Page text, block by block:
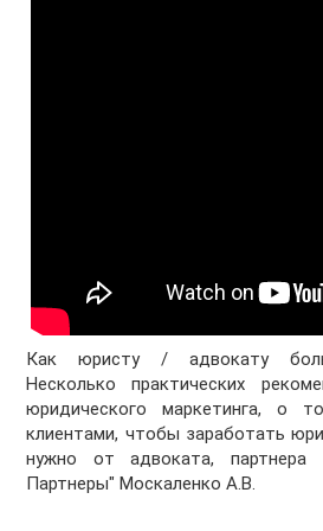
Как юристу / адвокату
Несколько практических
юридического маркетинга, о
клиентами, чтобы заработать
нужно от адвоката,
Партнеры" Москаленко А.В.